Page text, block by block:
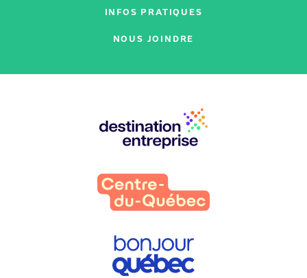
INFOS PRATIQUES
NOUS JOINDRE
partenaires
: